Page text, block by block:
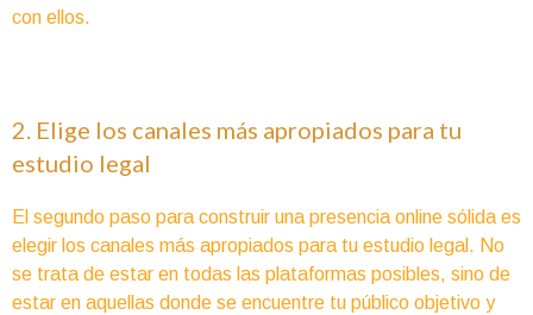
con ellos.
2. Elige los canales más apropiados para tu
estudio legal
El segundo paso para construir una presencia online sólida es
elegir los canales más apropiados para tu estudio legal. No
se trata de estar en todas las plataformas posibles, sino de
estar en aquellas donde se encuentre tu público objetivo y